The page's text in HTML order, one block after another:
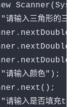
入三角形的三
输入颜色");
输入是否填充